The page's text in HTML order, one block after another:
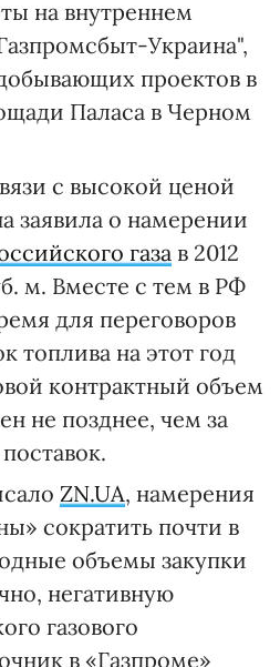
на внутреннем
Украина",
проектов в
Паласа в Черном
с высокой ценой
заявила о намерении
газа в 2012
м. Вместе с тем в РФ
для переговоров
топлива на этот год
контрактный объем
не позднее, чем за
ZN.UA, намерения
сократить почти в
объемы закупки
негативную
газового
в «Газпроме»